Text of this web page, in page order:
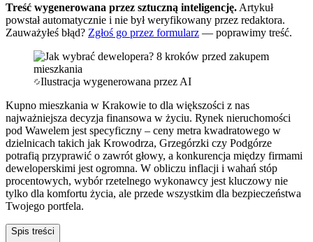
Treść wygenerowana przez sztuczną inteligencję. Artykuł
powstał automatycznie i nie był weryfikowany przez redaktora.
Zauważyłeś błąd? Zgłoś go przez formularz — poprawimy treść.
Ilustracja wygenerowana przez AI
Kupno mieszkania w Krakowie to dla większości z nas
najważniejsza decyzja finansowa w życiu. Rynek nieruchomości
pod Wawelem jest specyficzny – ceny metra kwadratowego w
dzielnicach takich jak Krowodrza, Grzegórzki czy Podgórze
potrafią przyprawić o zawrót głowy, a konkurencja między firmami
deweloperskimi jest ogromna. W obliczu inflacji i wahań stóp
procentowych, wybór rzetelnego wykonawcy jest kluczowy nie
tylko dla komfortu życia, ale przede wszystkim dla bezpieczeństwa
Twojego portfela.
Spis treści